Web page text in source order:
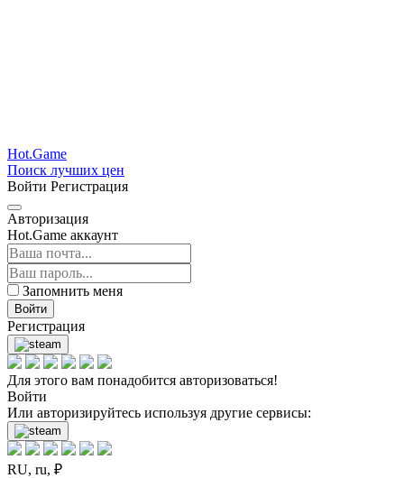
Hot.Game
Поиск лучших цен
Войти Регистрация
Авторизация
Hot.Game аккаунт
Запомнить меня
Войти
Регистрация
Для этого вам понадобится авторизоваться!
Войти
Или авторизируйтесь используя другие сервисы:
RU, ru, ₽